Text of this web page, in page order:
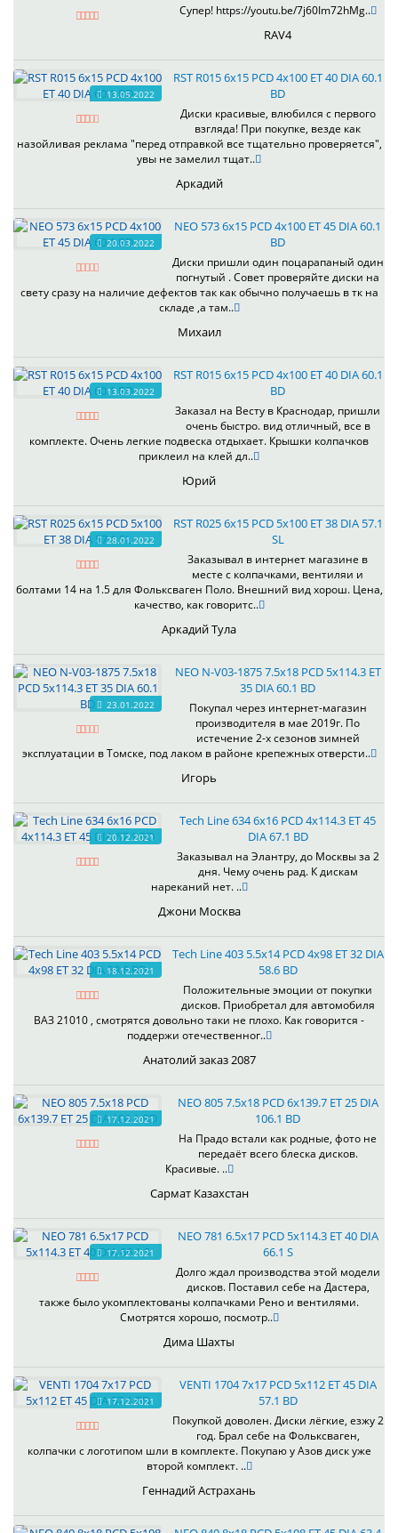
Супер! https://youtu.be/7j60Im72hMg..
RAV4
13.05.2022
RST R015 6x15 PCD 4x100 ET 40 DIA 60.1
BD
Диски красивые, влюбился с первого
взгляда! При покупке, везде как
назойливая реклама "перед отправкой все тщательно проверяется",
увы не замелил тщат..
Аркадий
20.03.2022
NEO 573 6x15 PCD 4x100 ET 45 DIA 60.1
BD
Диски пришли один поцарапаный один
погнутый . Совет проверяйте диски на
свету сразу на наличие дефектов так как обычно получаешь в тк на
складе ,а там..
Михаил
13.03.2022
RST R015 6x15 PCD 4x100 ET 40 DIA 60.1
BD
Заказал на Весту в Краснодар, пришли
очень быстро. вид отличный, все в
комплекте. Очень легкие подвеска отдыхает. Крышки колпачков
приклеил на клей дл..
Юрий
28.01.2022
RST R025 6x15 PCD 5x100 ET 38 DIA 57.1
SL
Заказывал в интернет магазине в
месте с колпачками, вентиляи и
болтами 14 на 1.5 для Фольксваген Поло. Внешний вид хорош. Цена,
качество, как говоритс..
Аркадий Тула
23.01.2022
NEO N-V03-1875 7.5x18 PCD 5x114.3 ET
35 DIA 60.1 BD
Покупал через интернет-магазин
производителя в мае 2019г. По
истечение 2-х сезонов зимней
эксплуатации в Томске, под лаком в районе крепежных отверсти..
Игорь
20.12.2021
Tech Line 634 6x16 PCD 4x114.3 ET 45
DIA 67.1 BD
Заказывал на Элантру, до Москвы за 2
дня. Чему очень рад. К дискам
нареканий нет. ..
Джони Москва
18.12.2021
Tech Line 403 5.5x14 PCD 4x98 ET 32 DIA
58.6 BD
Положительные эмоции от покупки
дисков. Приобретал для автомобиля
ВАЗ 21010 , смотрятся довольно таки не плохо. Как говорится -
поддержи отечественног..
Анатолий заказ 2087
17.12.2021
NEO 805 7.5x18 PCD 6x139.7 ET 25 DIA
106.1 BD
На Прадо встали как родные, фото не
передаёт всего блеска дисков.
Красивые. ..
Сармат Казахстан
17.12.2021
NEO 781 6.5x17 PCD 5x114.3 ET 40 DIA
66.1 S
Долго ждал производства этой модели
дисков. Поставил себе на Дастера,
также было укомплектованы колпачками Рено и вентилями.
Смотрятся хорошо, посмотр..
Дима Шахты
17.12.2021
VENTI 1704 7x17 PCD 5x112 ET 45 DIA
57.1 BD
Покупкой доволен. Диски лёгкие, езжу 2
год. Брал себе на Фольксваген,
колпачки с логотипом шли в комплекте. Покупаю у Азов диск уже
второй комплект. ..
Геннадий Астрахань